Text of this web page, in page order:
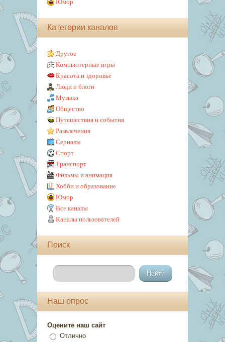
Юмор
Категории каналов
Другое
Компьютерные игры
Красота и здоровье
Люди и блоги
Музыка
Общество
Путешествия и события
Развлечения
Сериалы
Спорт
Транспорт
Фильмы и анимация
Хобби и образование
Юмор
Все каналы
Каналы пользователей
Поиск
Наш опрос
Оцените наш сайт
Отлично